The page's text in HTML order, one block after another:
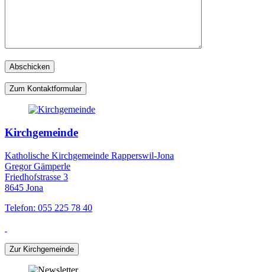
Zum Kontaktformular
Kirchgemeinde
Katholische Kirchgemeinde Rapperswil-Jona
Gregor Gämperle
Friedhofstrasse 3
8645 Jona
Telefon: 055 225 78 40
Zur Kirchgemeinde